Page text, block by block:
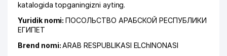
katalogida topganingizni ayting.
Yuridik nomi:ПОСОЛЬСТВО АРАБСКОЙ РЕСПУБЛИКИ
ЕГИПЕТ
Brend nomi:ARAB RESPUBLIKASI ELChINONASI